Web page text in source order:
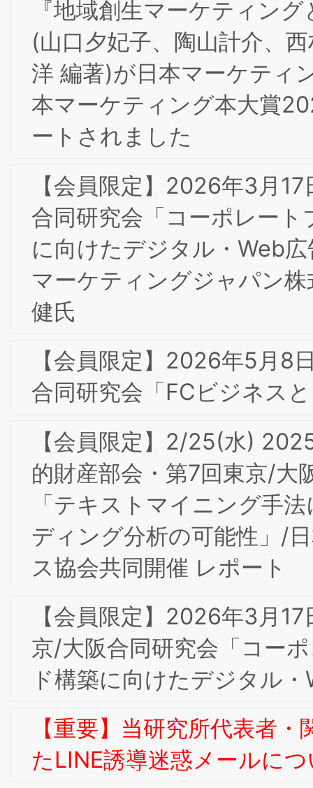
【重要】当研究所代表者・関係者を装っ
たLINE誘導迷惑メールについて
2/25(水)第１回知的財産部会・第7回東
京/大阪合同研究会「テキストマイニン
グ手法によるブランディング分析の可能
性」/日本ライセンス協会共同開催
2026年 新年のご挨拶
【会員限定】2025年4月 東京第25回フ
ォーラム開催レポート
【会員限定】2025年10月 東京第26回フ
ォーラム開催レポート
【会員限定】12/3(水)2025年度第5回東
様のために』お客様に愛され、好まれる
スーパーコノミヤ」開催レポート
京/大阪合同部会研究会「『すべてはお
様のために』お客様に愛され、好まれる
スーパーコノミヤ」
【会員限定】11/4(火)2025年度第4回東
京/大阪合同部会研究会「ブランドタグ
イン経営」ボナファイデコンサルティ
BSMI会員
【会員限定】2025年度第3回BSMI大阪/
東京合同研究会＆第2回消費者部会研究
「ラグジュアリー･ブランドからみる意
味のイノベーション」開催レポート
【会員限定】2024年度第7回BSMI大阪/
東京合同研究会＆通算第4回インターナ